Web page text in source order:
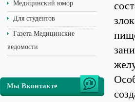
Медицинский юмор
Для студентов
Газета Медицинские
ведомости
Мы Вконтакте